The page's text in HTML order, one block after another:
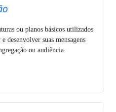
ou planos básicos utilizados
desenvolver suas mensagens
ou audiência.